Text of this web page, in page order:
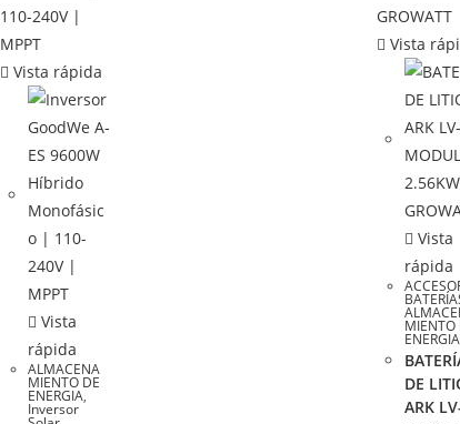
Vista rápida
Vista
rápida
ALMACENA
MIENTO DE
ENERGIA,
Inversor
Vista
Vista
rápida
MIENTO
ENERGIA
DE
ARK